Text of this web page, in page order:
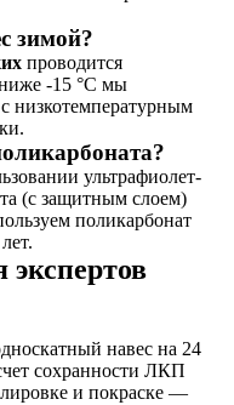
зимой?
проводится
-15 °C мы
низкотемпературным
ультрафиолет-
(с защитным слоем)
поликарбонат
навес на 24
сохранности ЛКП
и покраске —